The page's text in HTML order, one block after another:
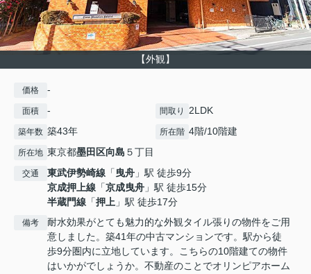
【外観】
価格 -
面積 - 間取り 2LDK
築年数 築43年 所在階 4階/10階建
所在地 東京都墨田区向島 ５丁目
交通 東武伊勢崎線 「曳舟 」駅 徒歩9分
京成押上線 「京成曳舟 」駅 徒歩15分
半蔵門線 「押上 」駅 徒歩17分
備考
耐水効果がとても魅力的な外観タイル張りの物件をご用
意しました。築41年の中古マンションです。駅から徒
歩9分圏内に立地しています。こちらの10階建ての物件
はいかがでしょうか。不動産のことでオリンピアホーム